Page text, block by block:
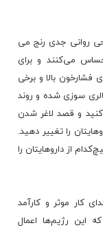
روانی جدی رنج می
می‌کنند و برای
فشارخون بالا و برخی
سوزی شده و روند
و قصد لاغر شدن
را تغییر دهید.
از داروهایتان را
کار موثر و کارآمد
این رژیم‌ها اعمال